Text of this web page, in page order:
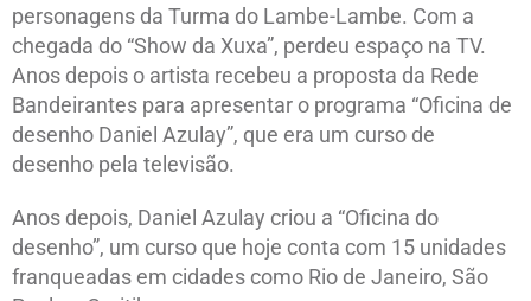
personagens da Turma do Lambe-Lambe. Com a
chegada do “Show da Xuxa”, perdeu espaço na TV.
Anos depois o artista recebeu a proposta da Rede
Bandeirantes para apresentar o programa “Oficina de
desenho Daniel Azulay”, que era um curso de
desenho pela televisão.
Anos depois, Daniel Azulay criou a “Oficina do
desenho”, um curso que hoje conta com 15 unidades
franqueadas em cidades como Rio de Janeiro, São